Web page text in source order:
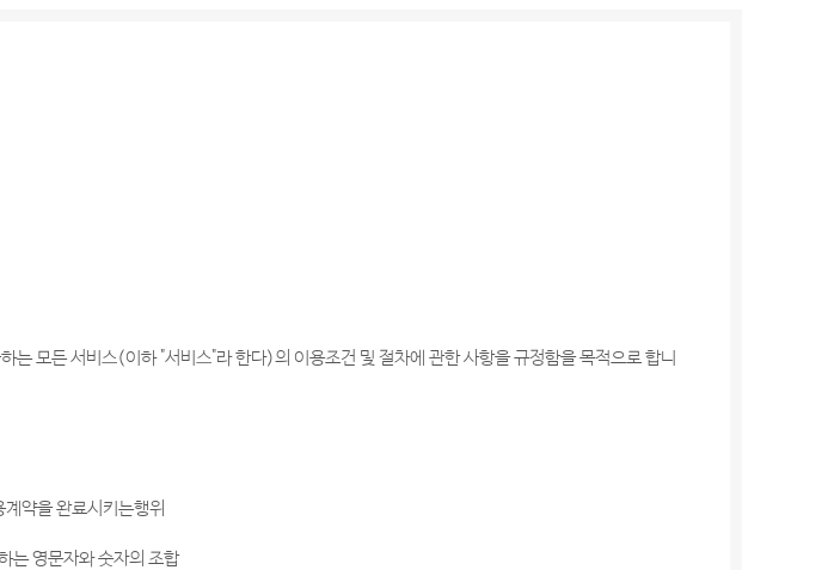
든 서비스(이하 "서비스"라 한다)의 이용조건 및 절차에 관한 사항을 규정함을 목적으로 합니
약을 완료시키는행위
는 영문자와 숫자의 조합